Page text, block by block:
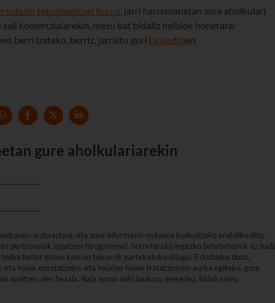
soluzio teknologikoei buruz, jarri harremanetan zure aholkulari
komertzialarekin, mezu bat bidaliz helbide honetara:
berri izateko, berriz, jarraitu guri LinkedInen.
gure aholkulariarekin
arduraduna, eta zure informazio-eskaera kudeatzeko erabiliko ditu,
pertsonalak lagatzen hirugarrenei, horretarako legezko betebeharrik ez
behar duten kasuan bakarrik partekatuko ditugu. Eskubidea duzu,
haiek ezeztatzeko, eta halaber haiek tratatzearen aurka egiteko, gure
azaltzen den bezala. Baja eman nahi baduzu, mesedez, bidali mezu